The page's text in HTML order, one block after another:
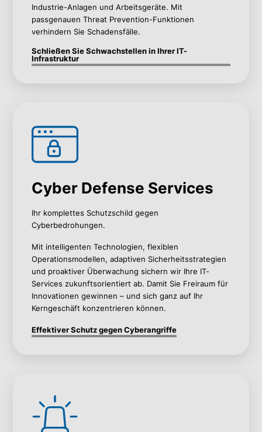
Industrie-Anlagen und Arbeitsgeräte. Mit
passgenauen Threat Prevention-Funktionen
verhindern Sie Schadensfälle.
Schließen Sie Schwachstellen in Ihrer IT-
Infrastruktur
Cyber Defense Services
Ihr komplettes Schutzschild gegen
Cyberbedrohungen.
Mit intelligenten Technologien, flexiblen
Operationsmodellen, adaptiven Sicherheitsstrategien
und proaktiver Überwachung sichern wir Ihre IT-
Services zukunftsorientiert ab. Damit Sie Freiraum für
Innovationen gewinnen – und sich ganz auf Ihr
Kerngeschäft konzentrieren können.
Effektiver Schutz gegen Cyberangriffe